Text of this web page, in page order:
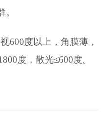
600度以上，角膜薄，
度，散光≤600度。